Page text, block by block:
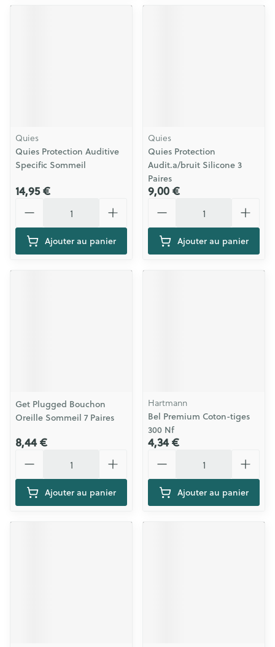
Quies
Quies Protection Auditive
Specific Sommeil
14,95 €
Ajouter au panier
Quies
Quies Protection
Audit.a/bruit Silicone 3
Paires
9,00 €
Ajouter au panier
Get Plugged Bouchon
Oreille Sommeil 7 Paires
8,44 €
Ajouter au panier
Hartmann
Bel Premium Coton-tiges
300 Nf
4,34 €
Ajouter au panier